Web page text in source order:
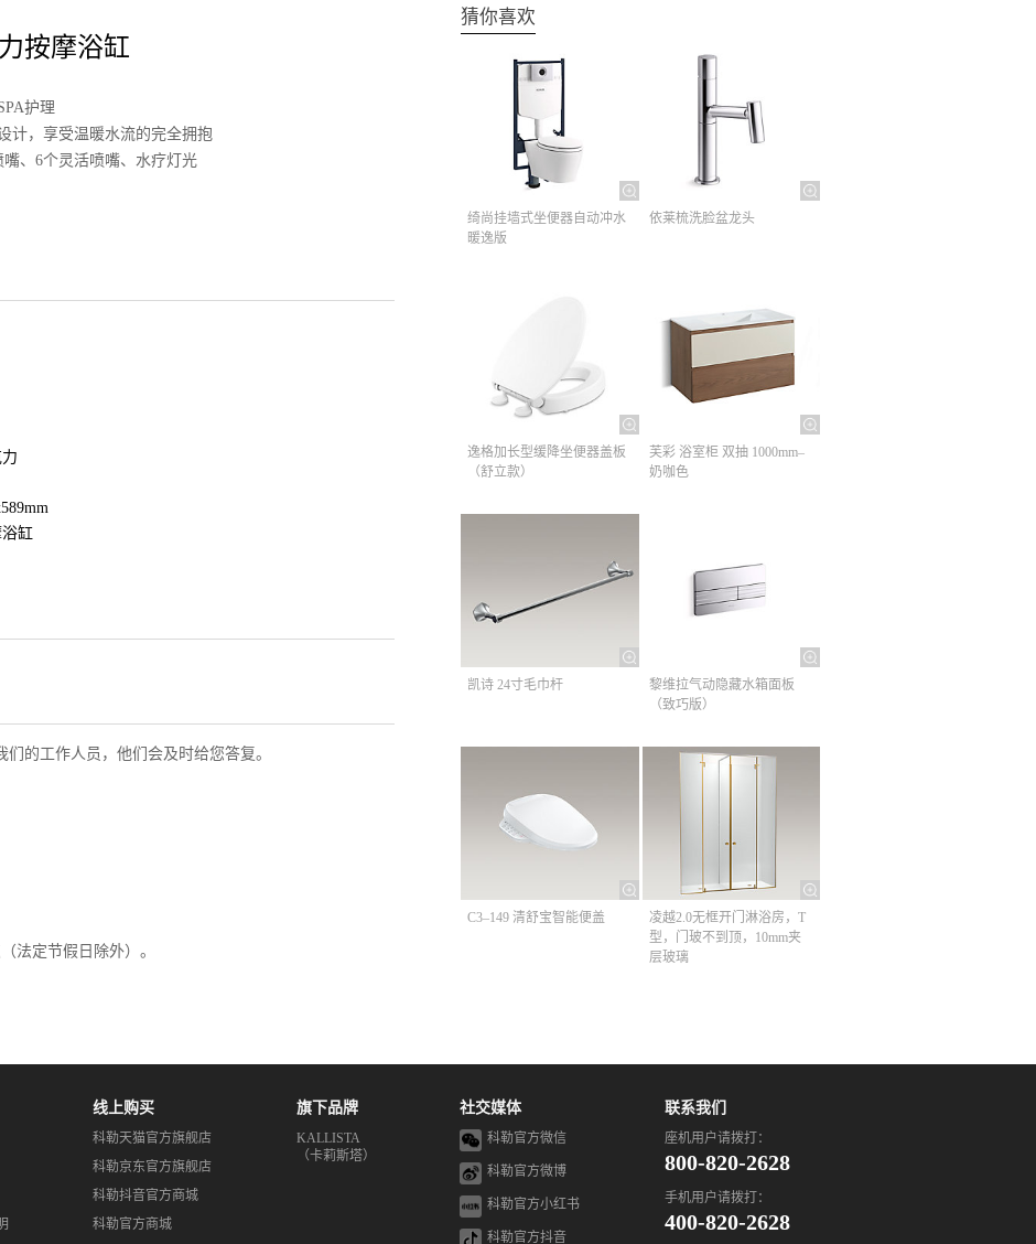
按摩浴缸
护理
计，享受温暖水流的完全拥抱
、6个灵活喷嘴、水疗灯光
缸
的工作人员，他们会及时给您答复。
法定节假日除外）。
猜你喜欢
绮尚挂墙式坐便器自动冲水
暖逸版
依莱梳洗脸盆龙头
逸格加长型缓降坐便器盖板
（舒立款）
芙彩 浴室柜 双抽 1000mm–
奶咖色
凯诗 24寸毛巾杆​
黎维拉气动隐藏水箱面板
（致巧版）
C3–149 清舒宝智能便盖
凌越2.0无框开门淋浴房，T
型，门玻不到顶，10mm夹
层玻璃
线上购买
科勒天猫官方旗舰店
科勒京东官方旗舰店
科勒抖音官方商城
科勒官方商城
旗下品牌
KALLISTA
（卡莉斯塔）
社交媒体
科勒官方微信
科勒官方微博
科勒官方小红书
科勒官方抖音
联系我们
座机用户请拨打：
800-820-2628
手机用户请拨打：
400-820-2628